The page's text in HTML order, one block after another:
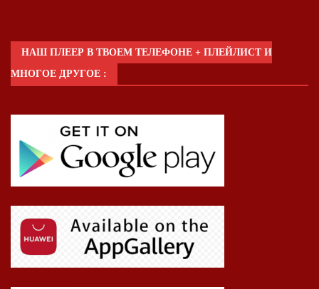
НАШ ПЛЕЕР В ТВОЕМ ТЕЛЕФОНЕ + ПЛЕЙЛИСТ И
МНОГОЕ ДРУГОЕ :